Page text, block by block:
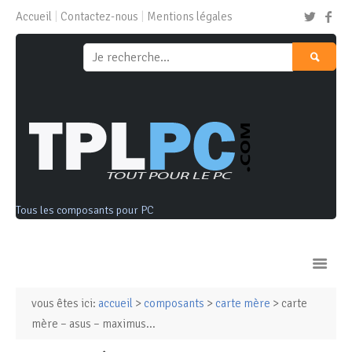
Accueil Contactez-nous Mentions légales
Tous les composants pour PC
Ordinateurs & Tablettes
vous êtes ici: accueil > composants > carte mère > carte
mère – asus – maximus...